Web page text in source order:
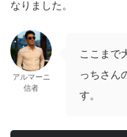
なりました。
アルマーニ
信者
ここまで
っちさん
す。